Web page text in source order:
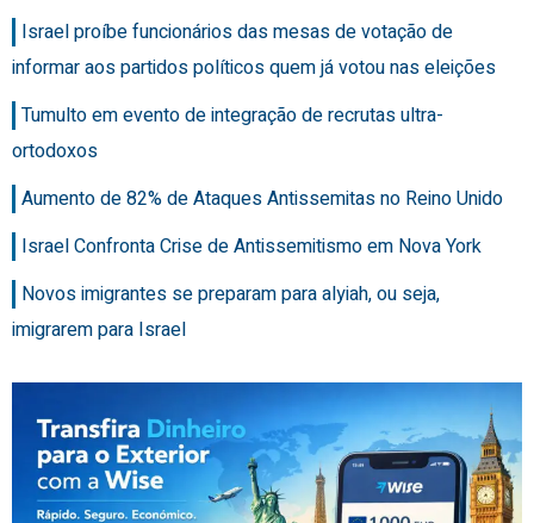
Israel proíbe funcionários das mesas de votação de
informar aos partidos políticos quem já votou nas eleições
Tumulto em evento de integração de recrutas ultra-
ortodoxos
Aumento de 82% de Ataques Antissemitas no Reino Unido
Israel Confronta Crise de Antissemitismo em Nova York
Novos imigrantes se preparam para alyiah, ou seja,
imigrarem para Israel